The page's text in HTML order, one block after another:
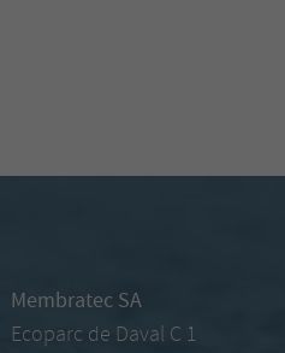
Membratec SA
Ecoparc de Daval C 1